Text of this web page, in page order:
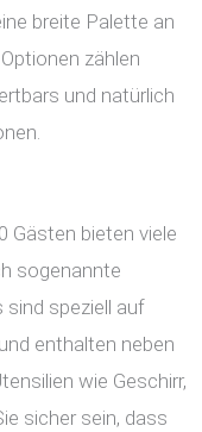
breite Palette an
zählen
und natürlich
Gästen bieten viele
sogenannte
sind speziell auf
enthalten neben
wie Geschirr,
sicher sein, dass